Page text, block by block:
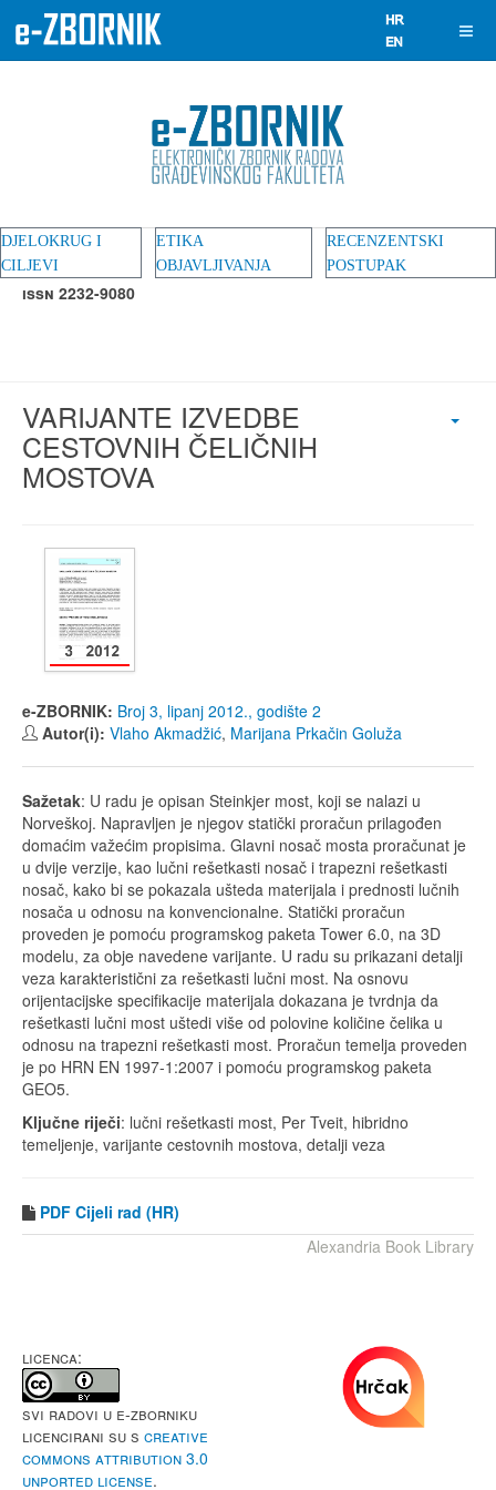
DJELOKRUG I
CILJEVI
ETIKA
OBJAVLJIVANJA
RECENZENTSKI
POSTUPAK
ISSN 2232-9080
VARIJANTE IZVEDBE
CESTOVNIH ČELIČNIH
MOSTOVA
e-ZBORNIK: Broj 3, lipanj 2012., godište 2
Autor(i): Vlaho Akmadžić, Marijana Prkačin Goluža
Sažetak: U radu je opisan Steinkjer most, koji se nalazi u
Norveškoj. Napravljen je njegov statički proračun prilagođen
domaćim važećim propisima. Glavni nosač mosta proračunat je
u dvije verzije, kao lučni rešetkasti nosač i trapezni rešetkasti
nosač, kako bi se pokazala ušteda materijala i prednosti lučnih
nosača u odnosu na konvencionalne. Statički proračun
proveden je pomoću programskog paketa Tower 6.0, na 3D
modelu, za obje navedene varijante. U radu su prikazani detalji
veza karakteristični za rešetkasti lučni most. Na osnovu
orijentacijske specifikacije materijala dokazana je tvrdnja da
rešetkasti lučni most uštedi više od polovine količine čelika u
odnosu na trapezni rešetkasti most. Proračun temelja proveden
je po HRN EN 1997-1:2007 i pomoću programskog paketa
GEO5.
Ključne riječi: lučni rešetkasti most, Per Tveit, hibridno
temeljenje, varijante cestovnih mostova, detalji veza
PDF Cijeli rad (HR)
Alexandria Book Library
LICENCA:
Svi radovi u e-Zborniku
licencirani su s Creative
Commons Attribution 3.0
Unported License.